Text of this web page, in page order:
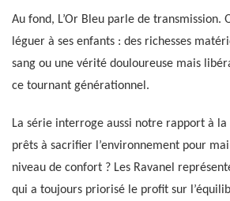
Au fond, L’Or Bleu parle de transmission.
léguer à ses enfants : des richesses
sang ou une vérité douloureuse mais
ce tournant générationnel.
La série interroge aussi notre rapport à la
prêts à sacrifier l’environnement pour
niveau de confort ? Les Ravanel
qui a toujours priorisé le profit sur